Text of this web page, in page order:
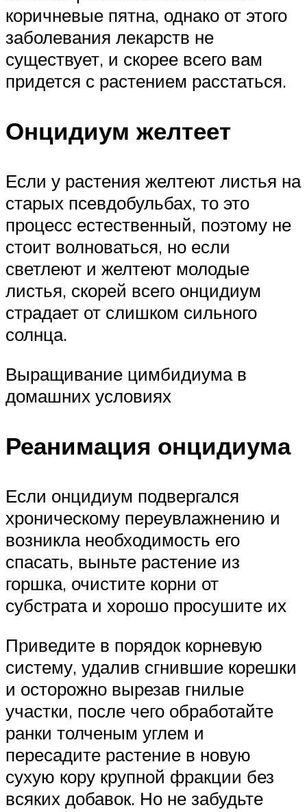
коричневые пятна, однако от этого
заболевания лекарств не
существует, и скорее всего вам
придется с растением расстаться.
Онцидиум желтеет
Если у растения желтеют листья на
старых псевдобульбах, то это
процесс естественный, поэтому не
стоит волноваться, но если
светлеют и желтеют молодые
листья, скорей всего онцидиум
страдает от слишком сильного
солнца.
Выращивание цимбидиума в
домашних условиях
Реанимация онцидиума
Если онцидиум подвергался
хроническому переувлажнению и
возникла необходимость его
спасать, выньте растение из
горшка, очистите корни от
субстрата и хорошо просушите их
Приведите в порядок корневую
систему, удалив сгнившие корешки
и осторожно вырезав гнилые
участки, после чего обработайте
ранки толченым углем и
пересадите растение в новую
сухую кору крупной фракции без
всяких добавок. Но не забудьте